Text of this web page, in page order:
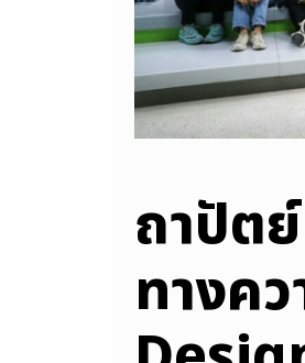
ถาปัต
ทางค